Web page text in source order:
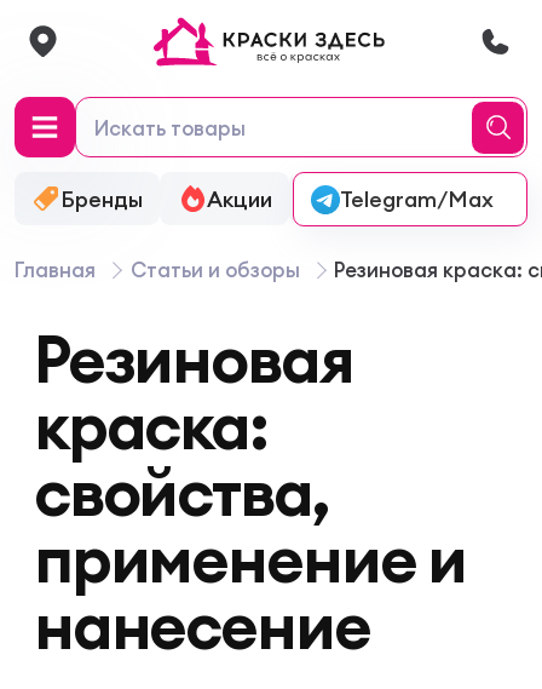
Бренды Акции Онлайн-колеровка
Telegram/Max
Главная Статьи и обзоры Резиновая краска:
Резиновая
краска:
свойства,
применение и
нанесение